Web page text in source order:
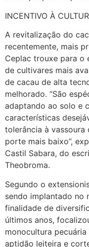
INCENTIVO À
A revitalização do
recentemente, mais
Ceplac trouxe para o
de cultivares mais
de cacau de alta
melhorado. “São
adaptando ao solo e
características
tolerância à vassoura
porte mais baixo”,
Castil Sabara, do
Theobroma.
Segundo o
sendo implantado no
finalidade de
últimos anos,
monocultura
aptidão leiteira e